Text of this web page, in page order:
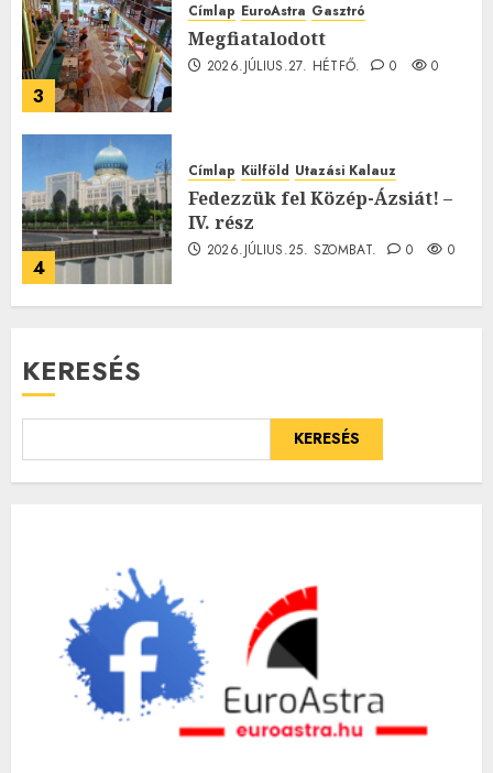
3
Címlap EuroAstra Gasztró
Megfiatalodott
2026.JÚLIUS.27. HÉTFŐ. 0 0
4
Címlap Külföld Utazási Kalauz
Fedezzük fel Közép-Ázsiát! –
IV. rész
2026.JÚLIUS.25. SZOMBAT. 0 0
KERESÉS
KERESÉS